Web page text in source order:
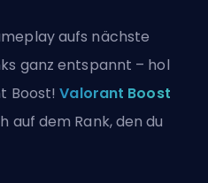
aufs nächste
ganz entspannt – hol
Boost!Valorant Boost
auf dem Rank, den du